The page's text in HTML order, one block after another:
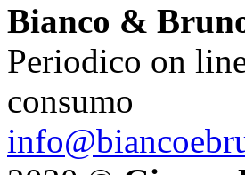
Bianco &
Periodico on
consumo